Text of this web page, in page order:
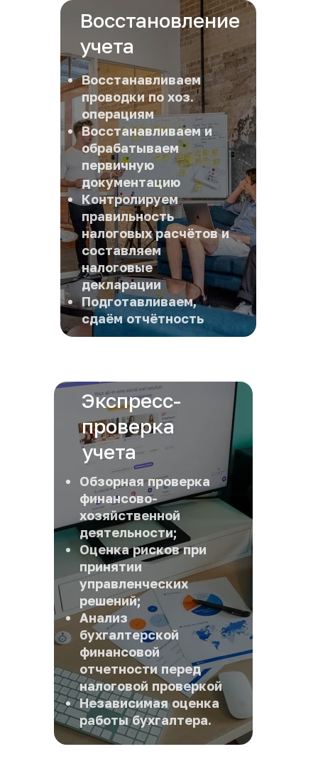
Восстановление
учета
Восстанавливаем
проводки по хоз.
операциям
Восстанавливаем и
обрабатываем
первичную
документацию
Контролируем
правильность
налоговых расчётов и
составляем
налоговые
декларации
Подготавливаем,
сдаём отчётность
Экспресс-
проверка
учета
Обзорная проверка
финансово-
хозяйственной
деятельности;
Оценка рисков при
принятии
управленческих
решений;
Анализ
бухгалтерской
финансовой
отчетности перед
налоговой проверкой
Независимая оценка
работы бухгалтера.